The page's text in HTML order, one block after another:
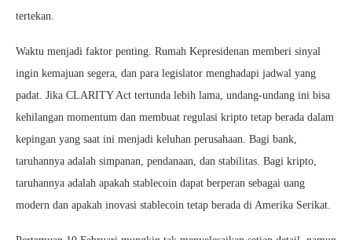
tertekan.
Waktu menjadi faktor penting. Rumah Kepresidenan memberi sinyal
ingin kemajuan segera, dan para legislator menghadapi jadwal yang
padat. Jika CLARITY Act tertunda lebih lama, undang-undang ini bisa
kehilangan momentum dan membuat regulasi kripto tetap berada dalam
kepingan yang saat ini menjadi keluhan perusahaan. Bagi bank,
taruhannya adalah simpanan, pendanaan, dan stabilitas. Bagi kripto,
taruhannya adalah apakah stablecoin dapat berperan sebagai uang
modern dan apakah inovasi stablecoin tetap berada di Amerika Serikat.